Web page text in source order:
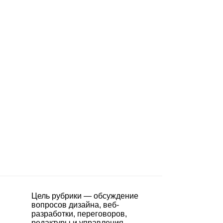
Цель рубрики — обсуждение
вопросов дизайна, веб-
разработки, переговоров,